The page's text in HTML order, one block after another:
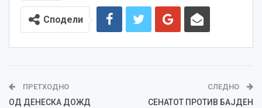
Сподели
ПРЕТХОДНО
ОД ДЕНЕСКА ДОЖД
СЛЕДНО
СЕНАТОТ ПРОТИВ БАЈДЕН